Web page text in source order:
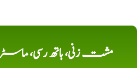
مشت زنی، ہاتھ رسی، ماسٹر